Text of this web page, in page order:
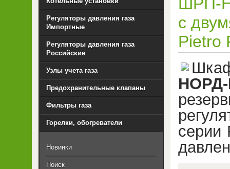
с
Pietro
НОРД-
серии
Регуляторы давления газа
Импортные
Регуляторы давления газа
Российские
Узлы учета газа
Предохранительные клапаны
Фильтры газа
Горелки, обогреватели
Новинки
Поиск